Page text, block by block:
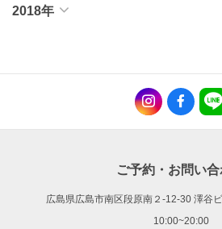
2018年
ご予約・お問い
広島県広島市南区段原南２-12-30 澤谷
10:00~20:00